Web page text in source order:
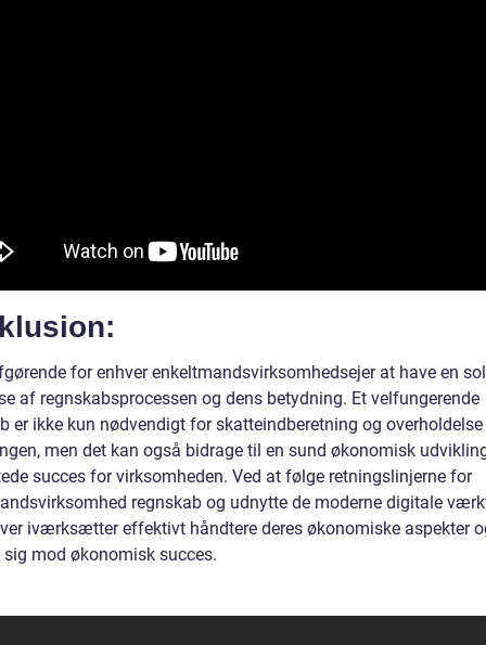
for enhver enkeltmandsvirksomhedsejer at have en
af regnskabsprocessen og dens betydning. Et velfungerende
er ikke kun nødvendigt for skatteindberetning og
men det kan også bidrage til en sund økonomisk
succes for virksomheden. Ved at følge retningslinjerne for
regnskab og udnytte de moderne digitale
iværksætter effektivt håndtere deres økonomiske aspekter
mod økonomisk succes.